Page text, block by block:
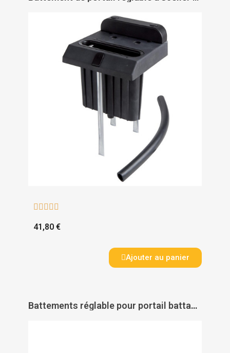
    
41,80 €
Ajouter au panier
Battements réglable pour portail battant - TIRARD